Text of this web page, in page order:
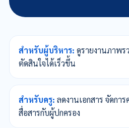
สำหรับผู้บริหาร: ดูรายงานภาพ
ตัดสินใจได้เร็วขึ้น
สำหรับครู: ลดงานเอกสาร จัดกา
สื่อสารกับผู้ปกครอง